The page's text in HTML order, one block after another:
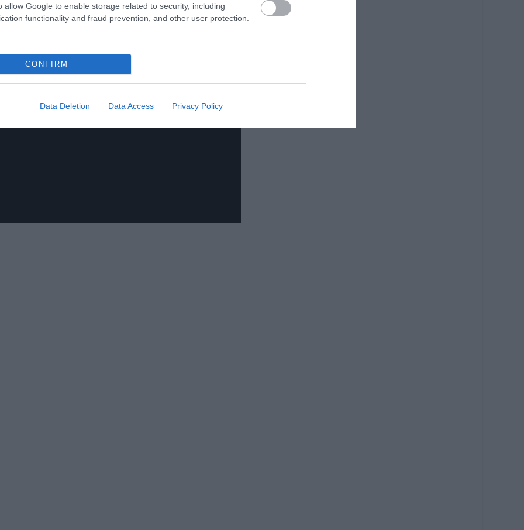
allow Google to enable storage related to security, including
functionality and fraud prevention, and other user protection.
CONFIRM
Data Deletion Data Access Privacy Policy